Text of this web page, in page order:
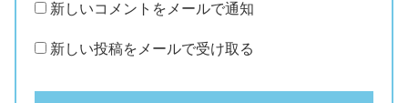
新しいコメントをメールで通知
新しい投稿をメールで受け取る